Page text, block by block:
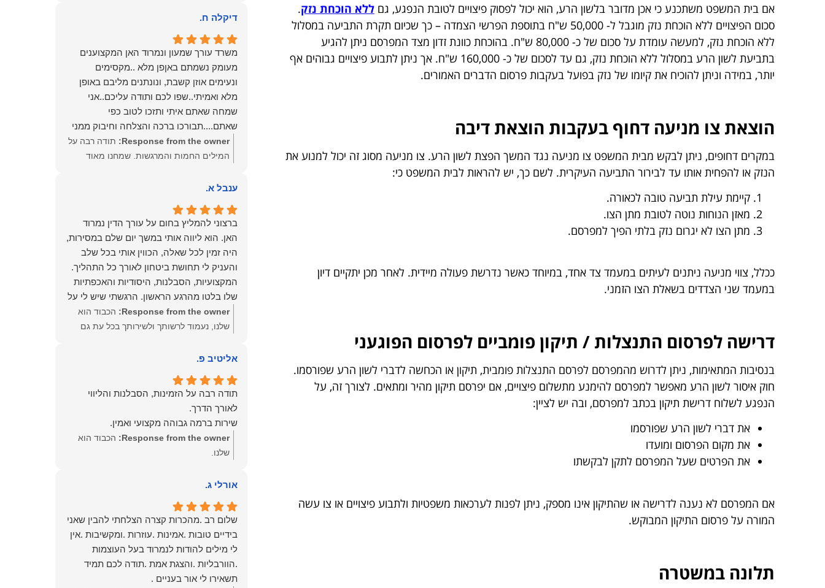
אם בית המשפט משתכנע כי אכן מדובר בלשון הרע, הוא יכול לפסוק פיצויים לטובת הנפגע, גםללא הוכחת נזק.
סכום הפיצויים ללא הוכחת נזק מוגבל ל- 50,000 ש"ח בתוספת הפרשי הצמדה – כך שכיום תקרת התביעה במסלול
ללא הוכחת נזק, למעשה עומדת על סכום של כ- 80,000 ש"ח. בהוכחת כוונת זדון מצד המפרסם ניתן להגיע
בתביעת לשון הרע במסלול ללא הוכחת נזק, גם עד לסכום של כ- 160,000 ש"ח. אך ניתן לתבוע פיצויים גבוהים אף
יותר, במידה וניתן להוכיח את קיומו של נזק בפועל בעקבות פרסום הדברים האמורים.
הוצאת צו מניעה דחוף בעקבות הוצאת דיבה
במקרים דחופים, ניתן לבקש מבית המשפט צו מניעה נגד המשך הפצת לשון הרע. צו מניעה מסוג זה יכול למנוע את
הנזק או להפחית אותו עד לבירור התביעה העיקרית. לשם כך, יש להראות לבית המשפט כי:
קיימת עילת תביעה טובה לכאורה.
מאזן הנוחות נוטה לטובת מתן הצו.
מתן הצו לא יגרום נזק בלתי הפיך למפרסם.
ככלל, צווי מניעה ניתנים לעיתים במעמד צד אחד, במיוחד כאשר נדרשת פעולה מיידית. לאחר מכן יתקיים דיון
במעמד שני הצדדים בשאלת הצו הזמני.
דרישה לפרסום התנצלות / תיקון פומביים לפרסום הפוגעני
בנסיבות המתאימות, ניתן לדרוש מהמפרסם לפרסם התנצלות פומבית, תיקון או הכחשה לדברי לשון הרע שפורסמו.
חוק איסור לשון הרע מאפשר למפרסם להימנע מתשלום פיצויים, אם יפרסם תיקון מהיר ומתאים. לצורך זה, על
הנפגע לשלוח דרישת תיקון בכתב למפרסם, ובה יש לציין:
את דברי לשון הרע שפורסמו
את מקום הפרסום ומועדו
את הפרטים שעל המפרסם לתקן לבקשתו
אם המפרסם לא נענה לדרישה או שהתיקון אינו מספק, ניתן לפנות לערכאות משפטיות ולתבוע פיצויים או צו עשה
המורה על פרסום התיקון המבוקש.
תלונה במשטרה
דיקלה ח.
משרד עורך שמעון ונמרוד האן המקצוענים
מעומק נשמתם באןפן מלא ..מקסימים
ונעימים אוזן קשבת, ונונתנים מליבם באופן
מלא ואמיתי..שפו לכם ותודה עליכם..אני
שמחה שאתם איתי ותזכו לטוב כפי
שאתם....תבורכו ברכה והצלחה וחיבוק ממני
🙂😘💓
Response from the owner:
תודה רבה על
המילים החמות והמרגשות. שמחנו מאוד
שנתת בנו ונמשיך לעמוד לצידך וללוות אותך
הצלחה, ברכה ובשורות טובות. שמעון האן
משרד עורכי דין ונוטריון
ענבל א.
ברצוני להמליץ בחום על עורך הדין נמרוד
האן. הוא ליווה אותי במשך יום שלם במסירות,
היה זמין לכל שאלה, הכווין אותי בכל שלב
והעניק לי תחושת ביטחון לאורך כל התהליך.
המקצועיות, הסבלנות, היסודיות והאכפתיות
שלו בלטו מהרגע הראשון. הרגשתי שיש לי על
מי לסמוך, ואני ממליצה עליו מכל הלב לכל מי
שמחפש עורך דין מקצועי, אמין ומסור.
Response from the owner:
הכבוד הוא
שלנו, נעמוד לרשותך ולשירותך בכל עת גם
אליטיב פ.
תודה רבה על הזמינות, הסבלנות והליווי
שירות ברמה גבוהה מקצועי ואמין.
Response from the owner:
הכבוד הוא
שלנו.
אורלי ג.
שלום רב .מהכרות קצרה הצלחתי להבין שאני
בידיים טובות .אמינות .עוזרות .ומקשיבות .אין
לי מילים להודות לנמרוד בעל העוצמות
.הוורבליות .והצגת אמת .תודה לכם תמיד
תשאירו לי אור בעניים .